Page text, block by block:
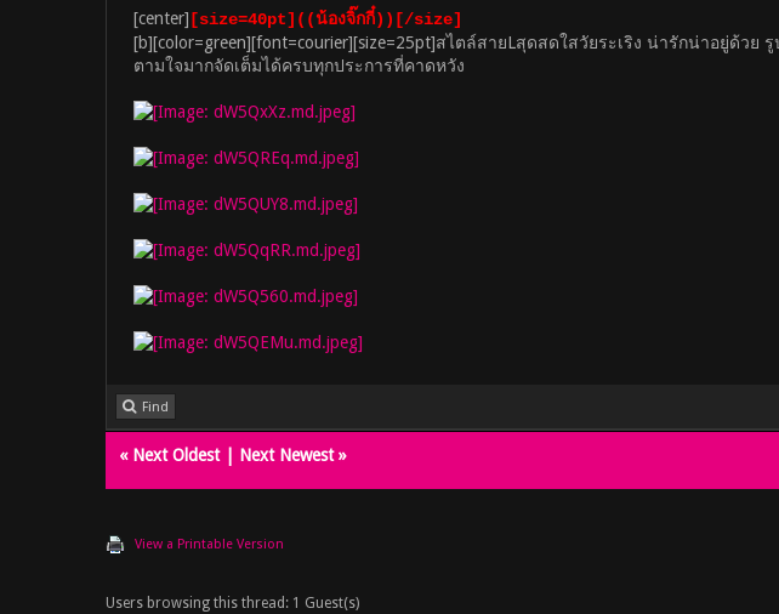
[center] [size=40pt]((น้องจิ๊กกี๋))[/size]
[b][color=green][font=courier][size=25pt]สไตล์สายLสุดสดใสวัยระเริง น่ารักน่าอยู่ด้ว
ตามใจมากจัดเต็มได้ครบทุกประการที่คาดหวัง
Find
« Next Oldest| Next Newest»
View a Printable Version
Users browsing this thread: 1 Guest(s)